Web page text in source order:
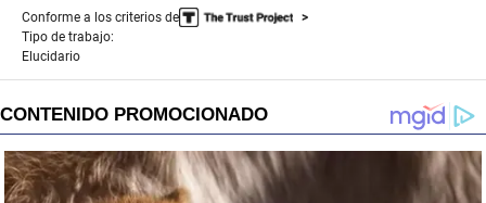
Conforme a los criterios de
Tipo de trabajo:
Elucidario